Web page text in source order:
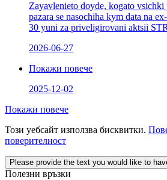
Zayavlenieto doyde, kogato
pazara se nasochіha kym data na
30 yuni za priveligirovani aktsii
2026-06-27
Покажи повече
2025-12-02
Покажи повече
Този уебсайт използва бисквитки.
поверителност
Please provide the text you would like to
Полезни връзки